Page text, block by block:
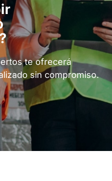
te ofrecerá
sin compromiso.